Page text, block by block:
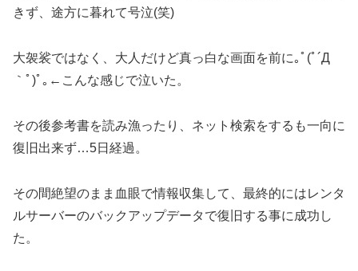
きず、途方に暮れて号泣(笑)
大袈裟ではなく、大人だけど真っ白な画面を前に｡ﾟ(ﾟ´Д
｀ﾟ)ﾟ｡←こんな感じで泣いた。
その後参考書を読み漁ったり、ネット検索をするも一向に
復旧出来ず…5日経過。
その間絶望のまま血眼で情報収集して、最終的にはレンタ
ルサーバーのバックアップデータで復旧する事に成功し
た。